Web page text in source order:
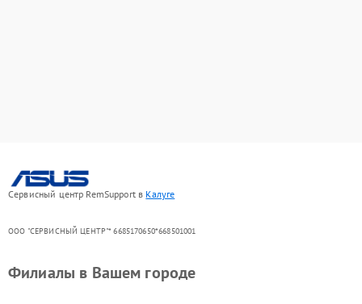
Сервисный центр RemSupport в Калуге
ООО "СЕРВИСНЫЙ ЦЕНТР"* 6685170650*668501001
Филиалы в Вашем городе